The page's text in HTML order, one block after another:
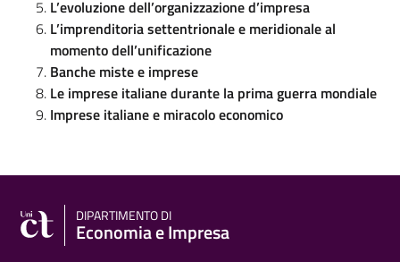
L’evoluzione dell’organizzazione d’impresa
L’imprenditoria settentrionale e meridionale al
momento dell’unificazione
Banche miste e imprese
Le imprese italiane durante la prima guerra mondiale
Imprese italiane e miracolo economico
DIPARTIMENTO DI
Economia e Impresa